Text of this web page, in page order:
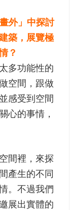
外」中探討
築，展覽極
？
多功能性的
空間，跟做
感受到空間
心的事情，
間裡，來探
產生的不同
。不過我們
展出實體的